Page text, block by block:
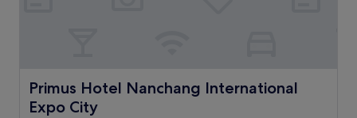
Primus Hotel Nanchang International
Expo City
Primus Hotel Nanchang International Expo City